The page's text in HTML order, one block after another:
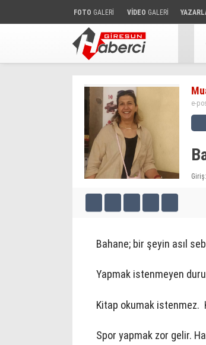
FOTO GALERİ VİDEO GALERİ
e-
Bahane; bir şeyin asıl
Yapmak istenmeyen
Kitap okumak istenmez.
Spor yapmak zor gelir.